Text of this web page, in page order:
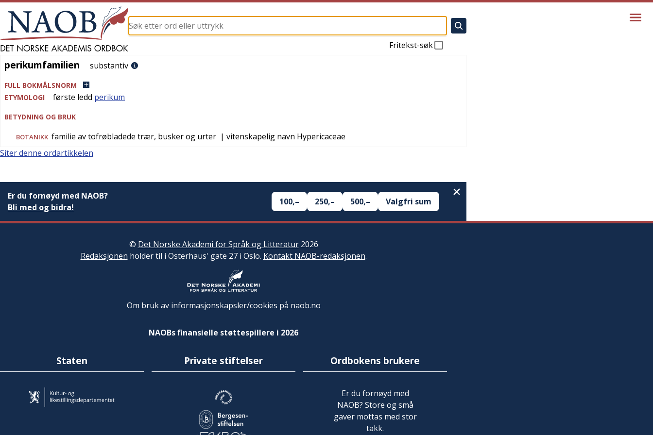
Fritekst-søk
perikumfamilien
perikumfamilien substantiv
FULL BOKMÅLSNORM
ETYMOLOGI
første ledd perikum
BETYDNING OG BRUK
BOTANIKK familie av tofrøbladede trær, busker og urter | vitenskapelig navn Hypericaceae
Siter denne ordartikkelen
Er du fornøyd med NAOB?
Bli med og bidra!
100,– 250,– 500,– Valgfri sum
© Det Norske Akademi for Språk og Litteratur2026
Redaksjonen holder til i Osterhaus' gate 27 i Oslo. Kontakt NAOB-redaksjonen.
Om bruk av informasjonskapsler/cookies på naob.no
NAOBs finansielle støttespillere i 2026
Staten Private stiftelser Ordbokens brukere
Er du fornøyd med
NAOB? Store og små
gaver mottas med stor
takk.